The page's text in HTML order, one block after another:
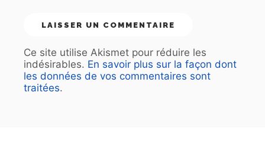
Ce site utilise Akismet pour réduire les
indésirables. En savoir plus sur la façon dont
les données de vos commentaires sont
traitées.